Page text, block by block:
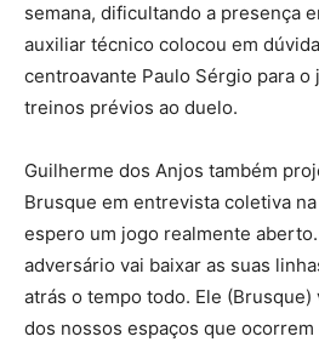
semana, dificultando a presença
auxiliar técnico colocou em
centroavante Paulo Sérgio para o
treinos prévios ao duelo.
Guilherme dos Anjos também
Brusque em entrevista coletiva
espero um jogo realmente
adversário vai baixar as suas
atrás o tempo todo. Ele
dos nossos espaços que ocorrem